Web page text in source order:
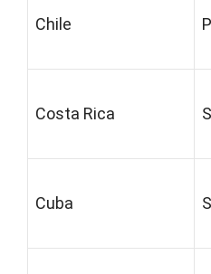
Chile
Costa Rica
Cuba